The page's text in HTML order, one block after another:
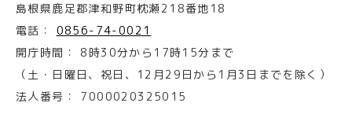
島根県鹿足郡津和野町枕瀬218番地18
電話：
0856-74-0021
開庁時間：
8時30分から17時15分まで
（土・日曜日、祝日、12月29日から1月3日までを除く）
法人番号：
7000020325015